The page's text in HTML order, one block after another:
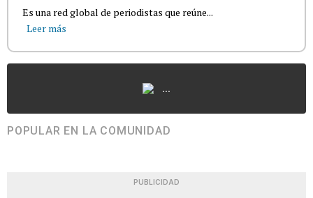
Es una red global de periodistas que reúne...
Leer más
...
POPULAR EN LA COMUNIDAD
PUBLICIDAD